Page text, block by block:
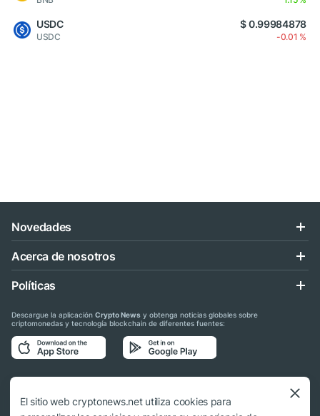
USDC
USDC
$ 0.99984878
-0.01 %
Novedades
Acerca de nosotros
Políticas
Descargue la aplicación Crypto News y obtenga noticias globales sobre
criptomonedas y tecnología blockchain de diferentes fuentes:
Síganos en las redes sociales
El sitio web cryptonews.net utiliza cookies para